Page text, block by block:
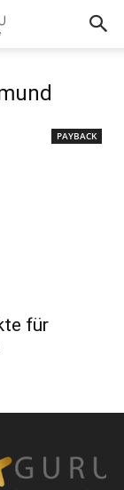
PAYBACK
für